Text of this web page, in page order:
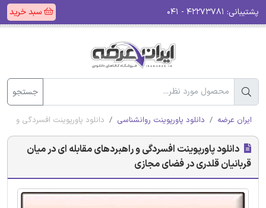
پشتیبانی: سبد خرید
جستجو
ایران عرضه دانلود پاورپوینت روانشناسی دانلود پاورپوینت افسردگی و
دانلود پاورپوینت افسردگی و راهبردهای مقابله ای در میان
قربانیان قلدری در فضای مجازی